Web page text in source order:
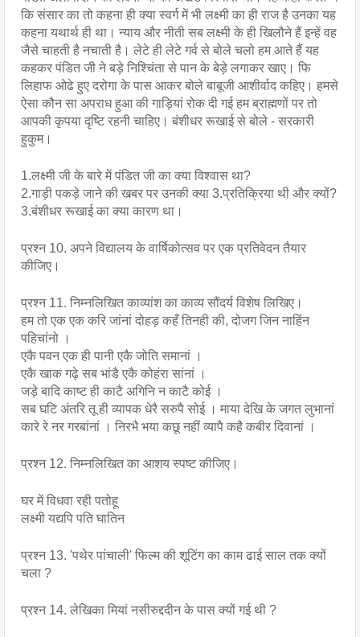
कि संसार का तो कहना ही क्या स्वर्ग में भी लक्ष्मी का ही राज है उनका यह
कहना यथार्थ ही था। न्याय और नीती सब लक्ष्मी के ही खिलौने हैं इन्हें वह
जैसे चाहती है नचाती है। लेटे ही लेटे गर्व से बोले चलो हम आते हैं यह
कहकर पंडित जी ने बड़े निश्चिंता से पान के बेड़े लगाकर खाए। फि
लिहाफ ओढे हुए दरोगा के पास आकर बोले बाबूजी आशीर्वाद कहिए। हमसे
ऐसा कौन सा अपराध हुआ की गाड़ियां रोक दी गई हम ब्राह्मणों पर तो
आपकी कृपया दृष्टि रहनी चाहिए। बंशीधर रूखाई से बोले - सरकारी
हुकुम।
1.लक्ष्मी जी के बारे में पंडित जी का क्या विश्वास था?
2.गाड़ी पकड़े जाने की खबर पर उनकी क्या 3.प्रतिक्रिया थी और क्यों?
3.बंशीधर रूखाई का क्या कारण था।
प्रश्न 10. अपने विद्यालय के वार्षिकोत्सव पर एक प्रतिवेदन तैयार
कीजिए।
प्रश्न 11. निम्नलिखित काव्यांश का काव्य सौंदर्य विशेष लिखिए।
हम तो एक एक करि जांनां दोहड़ कहँ तिनही की, दोजग जिन नाहिंन
पहिचांनो ।
एकै पवन एक ही पानी एकै जोति समानां ।
एकै खाक गढ़े सब भांडै एकै कोहंरा सांनां ।
जड़े बादि काष्ट ही काटै अगिनि न काटै कोई ।
सब घटि अंतरि तू ही व्यापक धेरै सरुपै सोई । माया देखि के जगत लुभानां
कारे रे नर गरबांनां । निरभै भया कछू नहीं व्यापै कहै कबीर दिवानां ।
प्रश्न 12. निम्नलिखित का आशय स्पष्ट कीजिए।
घर में विधवा रही पतोहू
लक्ष्मी यद्यपि पति घातिन
प्रश्न 13. 'पथेर पांचाली' फिल्म की शूटिंग का काम ढाई साल तक क्यों
चला ?
प्रश्न 14. लेखिका मियां नसीरुद्ददीन के पास क्यों गई थी ?